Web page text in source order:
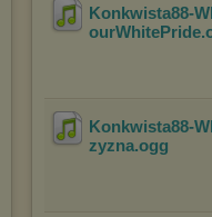
Konkwista88-
ourWhitePride
Konkwista88-
zyzna.ogg